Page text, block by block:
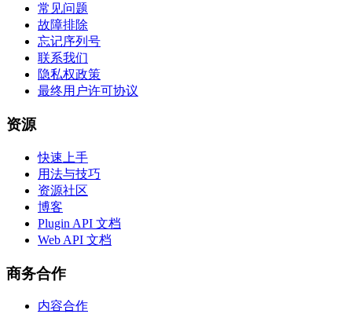
常见问题
故障排除
忘记序列号
联系我们
隐私权政策
最终用户许可协议
资源
快速上手
用法与技巧
资源社区
博客
Plugin API 文档
Web API 文档
商务合作
内容合作